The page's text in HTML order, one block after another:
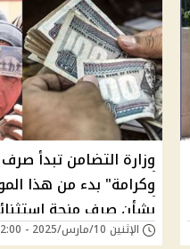
وزارة التضامن تبدأ
وكرامة" بدء من هذا
بشأن صرف منحة
وزيادة 25% على الأبواب
الإثنين 10/مارس/2025 - 02:00 ص